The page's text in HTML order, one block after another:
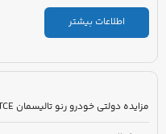
اطلاعات بیشتر